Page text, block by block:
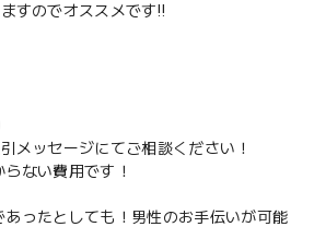
すのでオススメです‼️
メッセージにてご相談ください！
ない費用です！
あったとしても！男性のお手伝いが可能